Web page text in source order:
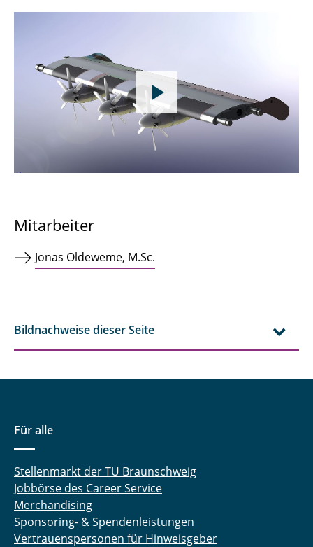
Mitarbeiter
Jonas Oldeweme, M.Sc.
Bildnachweise dieser Seite
Für alle
Stellenmarkt der TU Braunschweig
Jobbörse des Career Service
Merchandising
Sponsoring- & Spendenleistungen
Vertrauenspersonen für Hinweisgeber